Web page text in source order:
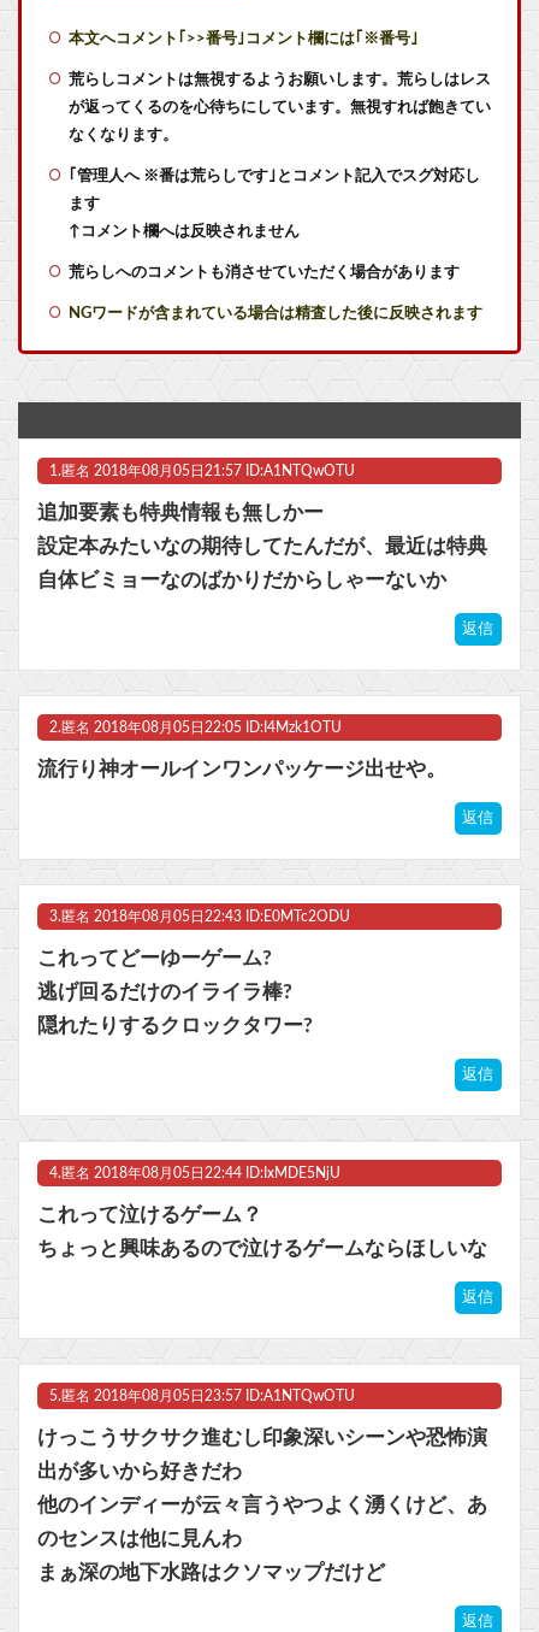
【艦これ】もちもちーの本気 他
【艦これ】てーいとーくさんっ♪ 他
【艦これ】競泳水着いんのかよ
現役最強セクシー女優・瀬戸環奈がパチ屋来店イベントをした結果ｗｗｗｗｗ
【画像】漫画・アニメの「武人系敵幹部」に付きまといがちな疑問ｗｗｗｗ
【ウマ娘】武さんが引退したらウマ娘に実装されそう
【画像】姪っ子集団「おじちゃん、夏休みの間ずっと泊ってくね」他
マスク 十兆円を失う‥投資家「アメリカ党？バカかコイツw」
本文へコメント｢>>番号｣コメント欄には｢※番号｣
荒らしコメントは無視するようお願いします。荒らしはレス
が返ってくるのを心待ちにしています。無視すれば飽きてい
なくなります。
｢管理人へ ※番は荒らしです｣とコメント記入でスグ対応し
ます
↑コメント欄へは反映されません
荒らしへのコメントも消させていただく場合があります
NGワードが含まれている場合は精査した後に反映されます
1. 匿名 2018年08月05日21:57 ID:A1NTQwOTU
追加要素も特典情報も無しかー
設定本みたいなの期待してたんだが、最近は特典
自体ビミョーなのばかりだからしゃーないか
返信
2. 匿名 2018年08月05日22:05 ID:I4Mzk1OTU
流行り神オールインワンパッケージ出せや。
返信
3. 匿名 2018年08月05日22:43 ID:E0MTc2ODU
これってどーゆーゲーム?
逃げ回るだけのイライラ棒?
隠れたりするクロックタワー?
返信
4. 匿名 2018年08月05日22:44 ID:IxMDE5NjU
これって泣けるゲーム？
ちょっと興味あるので泣けるゲームならほしいな
返信
5. 匿名 2018年08月05日23:57 ID:A1NTQwOTU
けっこうサクサク進むし印象深いシーンや恐怖演
出が多いから好きだわ
他のインディーが云々言うやつよく湧くけど、あ
のセンスは他に見んわ
まぁ深の地下水路はクソマップだけど
返信